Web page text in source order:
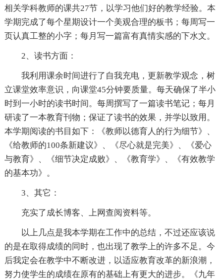
相关学科教师的课共27节，以学习他们好的教学经验。本
学期完成了每个星期设计一个美观合理的板书；每周写一
页认真工整的小字；每月写一篇富有真情实感的下水文。
2、读书方面：
我利用课余时间进行了自我充电，更新教学观念，树
立课堂效率意识，向课堂45分钟要质量。每天确保了半小
时到一小时的读书时间。每周撰写了一篇读书笔记；每月
研读了一本教育刊物；保证了读书的效果，并学以致用。
本学期阅读的书目如下：《教师以德育人的行为细节》、
《给教师的100条新建议》、《尽心就是完美》、《爱心
与教育》、《细节决定成败》、《教育学》、《有效教学
的基本功》。
3、其它：
充实了成长博客、上网查阅资料等。
以上几点是我本学期在工作中的总结，不过还应该说
的是在取得成绩的同时，也出现了教学上的许多不足。今
后我定会在教学中不断改进，以适应教育改革的新浪潮，
努力使学生的成绩在原有的基础上有更大的进步。《九年